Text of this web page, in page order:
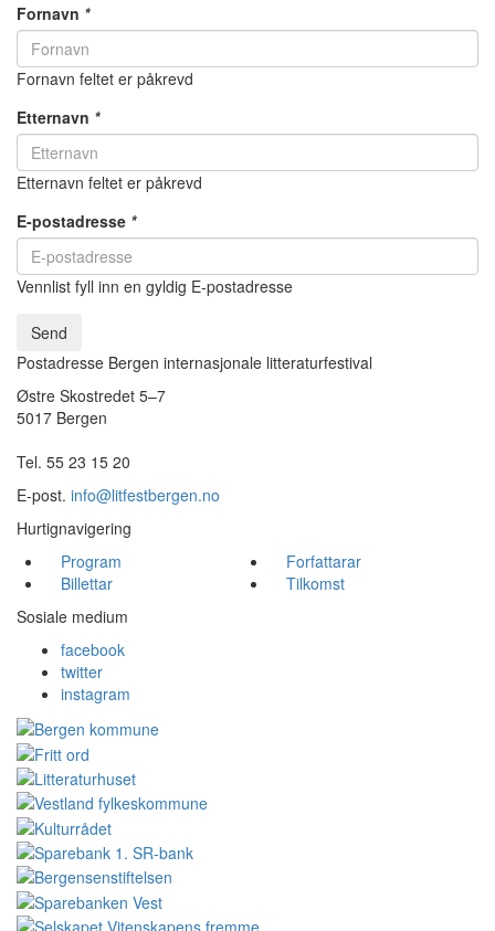
Fornavn *
Fornavn feltet er påkrevd
Etternavn *
Etternavn feltet er påkrevd
E-postadresse *
Vennlist fyll inn en gyldig E-postadresse
Send
Postadresse Bergen internasjonale litteraturfestival
Østre Skostredet 5–7
5017 Bergen
Tel. 55 23 15 20
E-post. info@litfestbergen.no
Hurtignavigering
Program
Forfattarar
Billettar
Tilkomst
Sosiale medium
facebook
twitter
instagram